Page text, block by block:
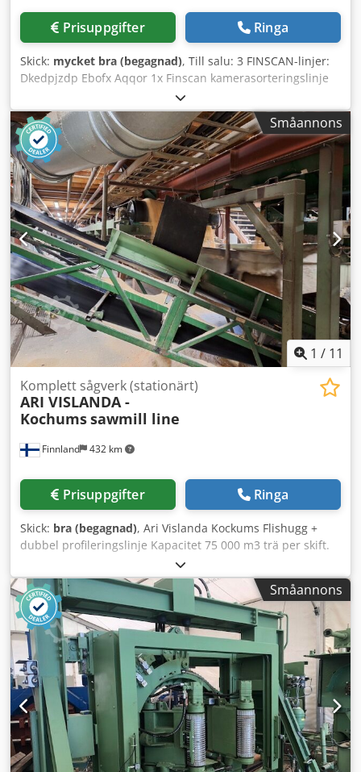
brädor Dämpningsrulle Manövreringssats för stammar
Industriell hydraulik Mellanpress på två balkar 2
vänder 2 drivna utjämningsrullar 3 stopp på två balkar
Hydraulisk enhet med effekt 7,5 kW
Prisuppgifter Ringa
Skick: mycket bra (begagnad), Till salu: 3 FINSCAN-linjer:
Dkedpjzdp Ebofx Aqqor 1x Finscan kamerasorteringslinje
Boardmaster HD Tillverkningsår: 2012 1x Finscan NOVA
Ingen behov att vända delarna, utan infraröd belysning.
Hastighet: 200 styck/min. Tillverkningsår: 2014 1x Finscan
NOVA Kamerasortering, hastighet: 200–220 styck/min.
Ingen behov att vända delarna, utan infraröd belysning.
Tillverkningsår: 2018
Småannons
1 / 11
Finnland 432 km
Komplett sågverk (stationärt)
ARI VISLANDA -
Kochumssawmill line
Prisuppgifter Ringa
Skick: bra (begagnad), Ari Vislanda Kockums Flishugg +
dubbel profileringslinje Kapacitet 75 000 m3 trä per skift.
Endast en operatör krävs. Lisker-styrning för Ari/Kockums-
linjen samt för hyvellinjen. Dedpfjzdplzsx Aqqokr
Småannons